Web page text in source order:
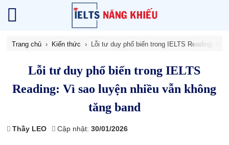
Trang chủ Kiến thức Lỗi tư duy phổ biến trong IELTS Reading: Vì
Lỗi tư duy phổ biến trong IELTS
Reading: Vì sao luyện nhiều vẫn không
tăng band
Thầy LEO Cập nhật:30/01/2026